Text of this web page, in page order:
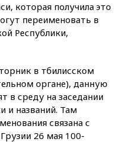
которая получила это
переименовать в
Республики,
в тбилисском
органе), данную
в среду на заседании
и названий. Там
связана с
26 мая 100-